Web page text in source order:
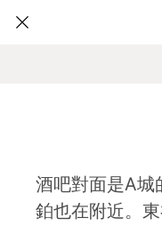
酒吧對面是A城
鉑也在附近。